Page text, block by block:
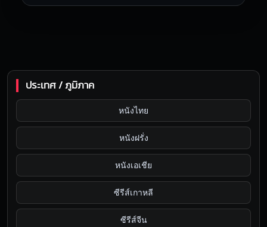
ประเทศ / ภูมิภาค
หนังไทย
หนังฝรั่ง
หนังเอเชีย
ซีรีส์เกาหลี
ซีรีส์จีน